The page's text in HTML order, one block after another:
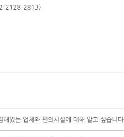
2128-2813)
해있는 업체와 편의시설에 대해 알고 싶습니다.